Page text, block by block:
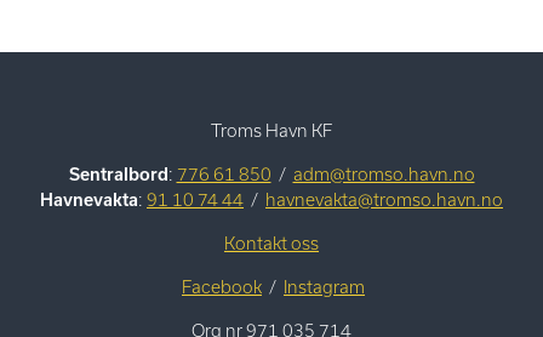
Troms Havn KF
Sentralbord : 776 61 850 / adm@tromso.havn.no
Havnevakta: 91 10 74 44 / havnevakta@tromso.havn.no
Kontakt oss
Facebook / Instagram
Org nr 971 035 714